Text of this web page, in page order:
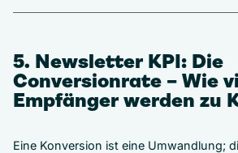
5. Newsletter KPI: Die
Conversionrate – Wie
Empfänger werden zu
Eine Konversion ist eine Umwandlung;